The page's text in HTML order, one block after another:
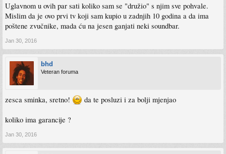
Uglavnom u ovih par sati koliko sam se "družio" s njim sve pohvale.
Mislim da je ovo prvi tv koji sam kupio u zadnjih 10 godina a da ima
poštene zvučnike, mada ću na jesen ganjati neki soundbar.
Jan 30, 2016
bhd
Veteran foruma
zesca sminka, sretno! da te posluzi i za bolji mjenjao
koliko ima garancije ?
Jan 30, 2016